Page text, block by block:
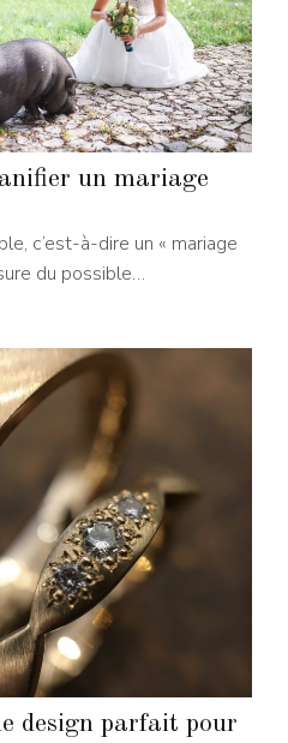
un mariage
c’est-à-dire un « mariage
du possible…
design parfait pour